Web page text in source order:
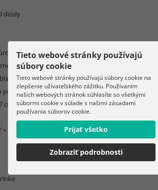
diódy
DC
190 cm
poľa: 35 cm
PP
Tieto webové stránky používajú
súbory cookie
Tieto webové stránky používajú súbory cookie na
zlepšenie užívateľského zážitku. Používaním
našich webových stránok súhlasíte so všetkými
súbormi cookie v súlade s našimi zásadami
používania súborov cookie.
Prijať všetko
Zobraziť podrobnosti